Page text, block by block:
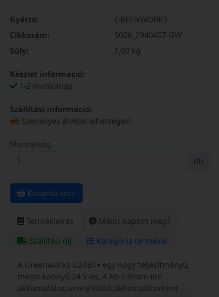
Gyártó:
GREENWORKS
Cikkszám:
S006_2940407-GW
Súly:
1,00 kg
Készlet információ:
1-2 munkanap
Szállítási információ:
Személyes átvétel lehetséges!
Mennyiség
db
Kosárba tesz
Termékleírás
Mikor kapom meg?
Szállítási díj
Kategória termékei
A Greenworks G24B4+ egy nagy teljesítményű,
mégis könnyű 24 V-os, 4 Ah-s lítium-ion
akkumulátor, amely külső akkumulátorként